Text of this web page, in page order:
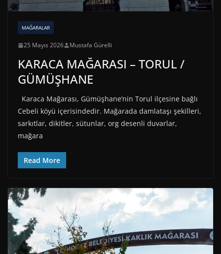
MAĞARALAR
25 Mayıs 2026 Mustafa Gürelli
KARACA MAĞARASI – TORUL /
GÜMÜŞHANE
Karaca Mağarası, Gümüşhane’nin Torul ilçesine bağlı
Cebeli köyü içerisindedir. Mağarada damlataşı şekilleri,
sarkıtlar, dikitler, sütunlar, org desenli duvarlar,
mağara
Read More